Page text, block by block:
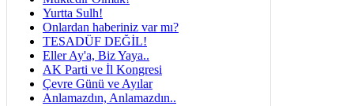
Yurtta Sulh!
Onlardan haberiniz var mı?
TESADÜF DEĞİL!
Eller Ay'a, Biz Yaya..
AK Parti ve İl Kongresi
Çevre Günü ve Ayılar
Anlamazdın, Anlamazdın..